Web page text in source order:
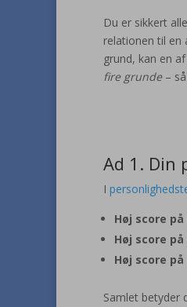
Du er sikkert
relationen til
grund, kan en
fire grunde– så
Ad 1. Din
I
Høj score
Høj score
Høj score
Samlet betyder